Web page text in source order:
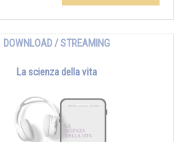
DOWNLOAD / STREAMING
La scienza della vita